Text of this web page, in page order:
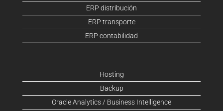
ERP distribución
ERP transporte
ERP contabilidad
Hosting
Backup
Oracle Analytics / Business Intelligence